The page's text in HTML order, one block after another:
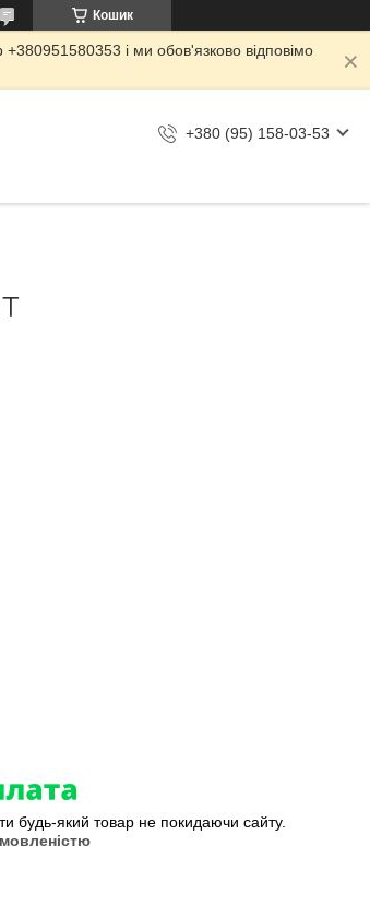
Кошик
і ми обов'язково відповімо
+380 (95) 158-03-53
будь-який товар не покидаючи сайту.